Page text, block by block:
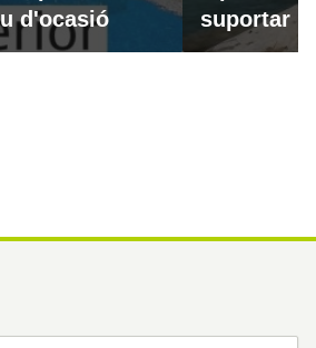
d'ocasió
suportar